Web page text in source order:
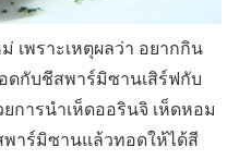
เพราะเหตุผลว่า อยากกิน
ดกับชีสพาร์มิซานเสิร์ฟกับ
การนำเห็ดออรินจิ เห็ดหอม
าร์มิซานแล้วทอดให้ได้สี